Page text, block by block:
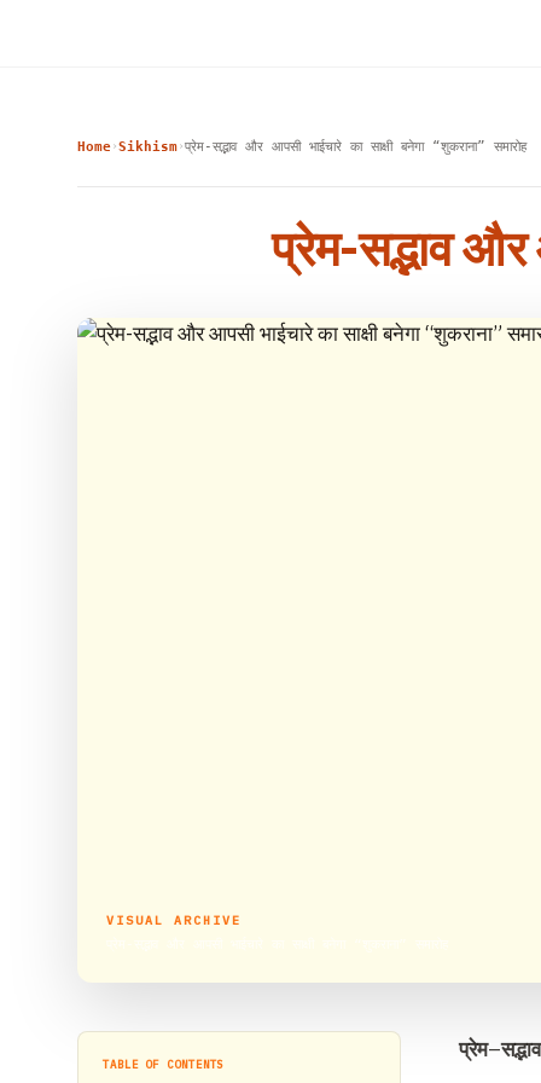
Home›Sikhism›प्रेम-सद्भाव और आपसी भाईचारे का साक्षी बनेगा “शुकराना” समारोह
प्रेम-सद्भाव और
VISUAL ARCHIVE
TABLE OF CONTENTS
प्रेम–सद्भाव